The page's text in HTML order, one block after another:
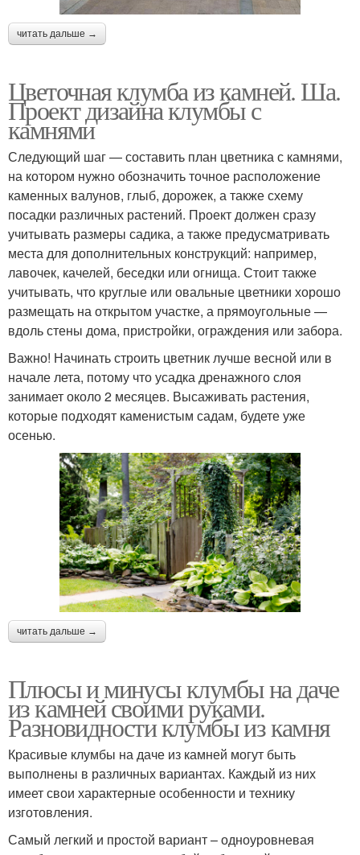
читать дальше →
Цветочная клумба из камней. Ша.
Проект дизайна клумбы с
камнями
Следующий шаг — составить план цветника с камнями,
на котором нужно обозначить точное расположение
каменных валунов, глыб, дорожек, а также схему
посадки различных растений. Проект должен сразу
учитывать размеры садика, а также предусматривать
места для дополнительных конструкций: например,
лавочек, качелей, беседки или огнища. Стоит также
учитывать, что круглые или овальные цветники хорошо
размещать на открытом участке, а прямоугольные —
вдоль стены дома, пристройки, ограждения или забора.
Важно! Начинать строить цветник лучше весной или в
начале лета, потому что усадка дренажного слоя
занимает около 2 месяцев. Высаживать растения,
которые подходят каменистым садам, будете уже
осенью.
читать дальше →
Плюсы и минусы клумбы на даче
из камней своими руками.
Разновидности клумбы из камня
Красивые клумбы на даче из камней могут быть
выполнены в различных вариантах. Каждый из них
имеет свои характерные особенности и технику
изготовления.
Самый легкий и простой вариант – одноуровневая